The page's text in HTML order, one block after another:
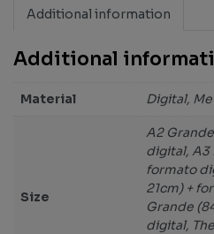
Additional information
Additional
Material Digital,
Size
A2
digital, A3
formato
21cm) +
Grande
digital,